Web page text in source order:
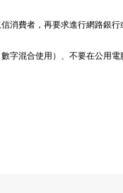
消費者，再要求進行網路銀
字混合使用）、不要在公用電